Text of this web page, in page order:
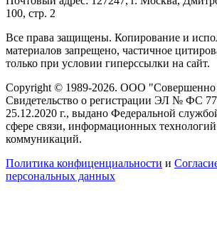
100, стр. 2
Все права защищены. Копирование и
материалов запрещено, частичное
только при условии гиперссылки на сайт.
Copyright © 1989-2026. ООО "Совершенно
Свидетельство о регистрации ЭЛ № ФС
25.12.2020 г., выдано Федеральной
сфере связи, информационных
коммуникаций.
Политика конфиценциальности и
персональных данных